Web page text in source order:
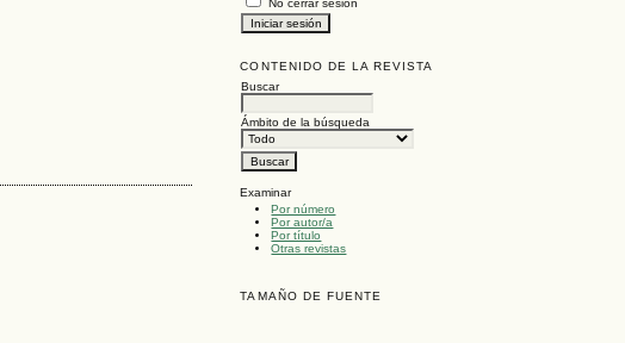
No cerrar sesión
CONTENIDO DE LA REVISTA
Buscar
Ámbito de la búsqueda
Examinar
Por número
Por autor/a
Por título
Otras revistas
TAMAÑO DE FUENTE